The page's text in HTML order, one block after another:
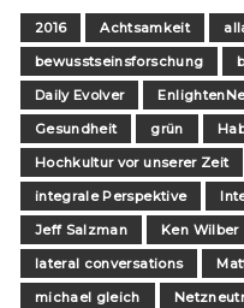
2016 Achtsamkeit
bewusstseinsforschung
Daily Evolver
Gesundheit
grün
Hochkultur vor unserer Zeit
integrale Perspektive
Jeff Salzman
Ken Wilber
lateral conversations
michael gleich